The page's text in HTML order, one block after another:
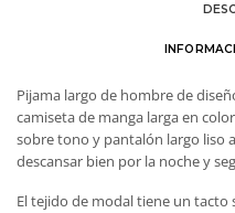
Pijama largo de hombre de
camiseta de manga larga en
sobre tono y pantalón largo liso
descansar bien por la noche y
El tejido de modal tiene un tacto